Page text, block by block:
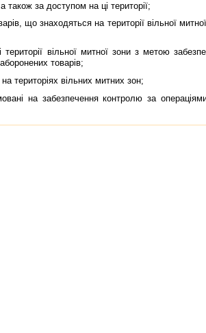
за доступом на цi територiї;
що знаходяться на територiї вiльної
вiльної митної зони з метою
товарiв;
територiях вiльних митних зон;
на забезпечення контролю за